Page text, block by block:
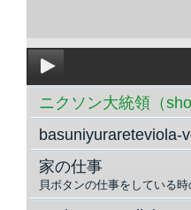
ニクソン大統領（
basuniyurareteviola-
家の仕事
貝ボタンの仕事をしている